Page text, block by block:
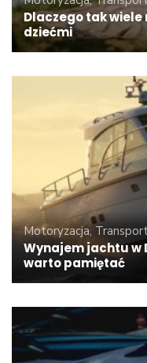
Dlaczego tak wiele
dziećmi
Motoryzacja,
Wynajem jachtu w
warto pamiętać